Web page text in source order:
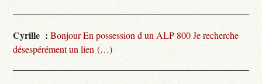
Cyrille : Bonjour En possession d un ALP 800 Je recherche
désespérément un lien (…)